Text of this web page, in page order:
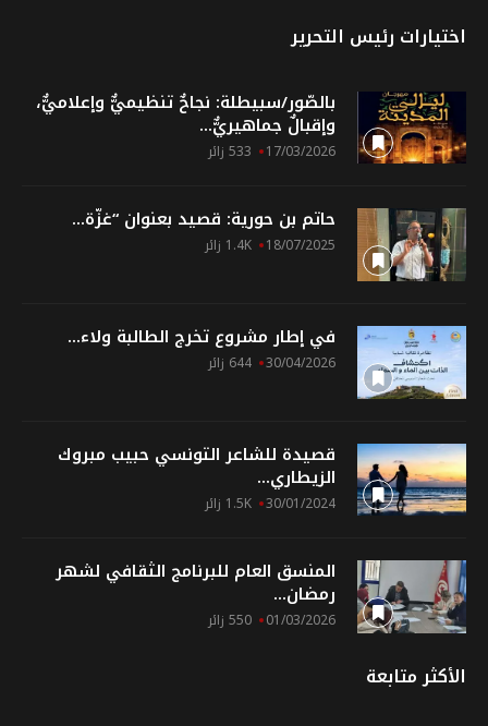
اختيارات رئيس التحرير
بالصّور/سبيطلة: نجاحٌ تنظيميٌّ وإعلاميٌّ،
وإقبالٌ جماهيريٌّ...
17/03/2026 533 زائر
حاتم بن حورية: قصيد بعنوان “غزّة...
18/07/2025 1.4K زائر
في إطار مشروع تخرج الطالبة ولاء...
30/04/2026 644 زائر
قصيدة للشاعر التونسي حبيب مبروك
الزيطاري...
30/01/2024 1.5K زائر
المنسق العام للبرنامج الثقافي لشهر
رمضان...
01/03/2026 550 زائر
الأكثر متابعة